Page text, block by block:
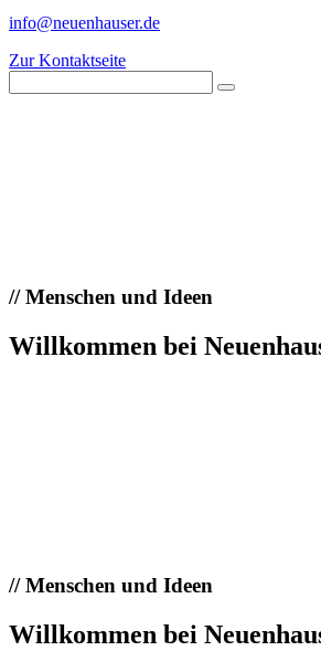
info@neuenhauser.de
Zur Kontaktseite
//Menschen und Ideen
Willkommen bei
//Menschen und Ideen
Willkommen bei